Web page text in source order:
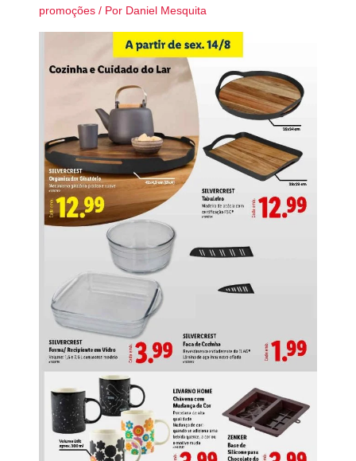
promoções/ Por Daniel Mesquita